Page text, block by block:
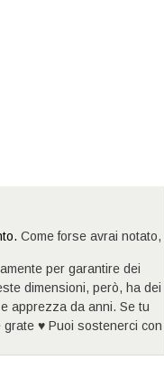
Come forse avrai notato,
per garantire dei
dimensioni, però, ha dei
apprezza da anni. Se tu
♥ Puoi sostenerci con